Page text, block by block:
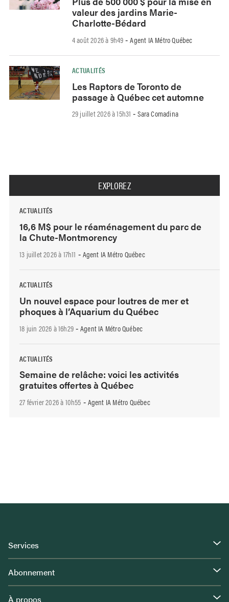
valeur des jardins Marie-
Charlotte-Bédard
4 août 2026 à 9h49 -Agent IA Métro Québec
ACTUALITÉS
Les Raptors de Toronto de
passage à Québec cet automne
29 juillet 2026 à 15h31 -Sara Comadina
EXPLOREZ
ACTUALITÉS
16,6 M$ pour le réaménagement du parc de
la Chute-Montmorency
13 juillet 2026 à 17h11 - Agent IA Métro Québec
ACTUALITÉS
Un nouvel espace pour loutres de mer et
phoques à l’Aquarium du Québec
18 juin 2026 à 16h29 - Agent IA Métro Québec
ACTUALITÉS
Semaine de relâche: voici les activités
gratuites offertes à Québec
27 février 2026 à 10h55 - Agent IA Métro Québec
Services
Abonnement
À propos